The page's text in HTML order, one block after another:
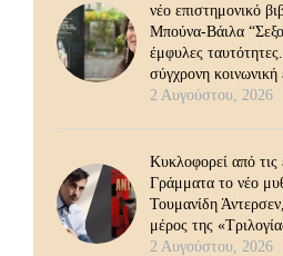
νέο επιστημονικό
Μπούνα-Βάιλα
έμφυλες
σύγχρονη κοινωνική
2 Αυγούστου, 2026
Κυκλοφορεί από τις
Γράμματα το νέο
Τουμανίδη
μέρος της
2 Αυγούστου, 2026